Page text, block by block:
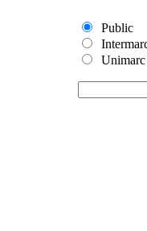
Public
Unimarc